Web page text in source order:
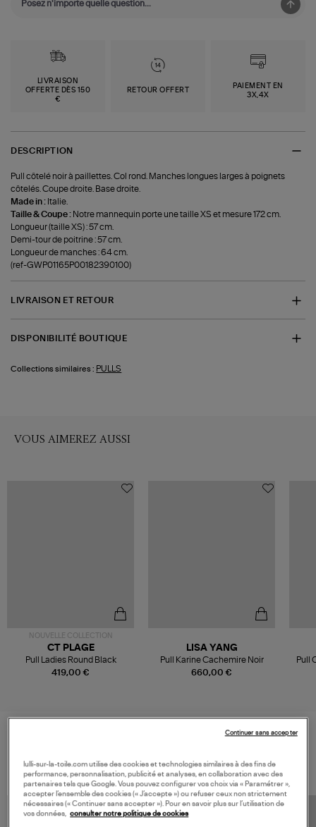
LIVRAISON
OFFERTE DÈS 150
€
RETOUR OFFERT
PAIEMENT EN
3X,4X
DESCRIPTION
Pull côtelé noir à paillettes. Col rond. Manches longues larges à poignets
côtelés. Coupe droite. Base droite.
Made in : Italie.
Taille & Coupe : Notre mannequin porte une taille XS et mesure 172 cm.
Longueur (taille XS) : 57 cm.
Demi-tour de poitrine : 57 cm.
Longueur de manches : 64 cm.
(ref-GWP01165P00182390100)
LIVRAISON ET RETOUR
DISPONIBILITÉ BOUTIQUE
Collections similaires : PULLS
VOUS AIMEREZ AUSSI
NOUVELLE COLLECTION
419,00 €
CT PLAGE
Pull Ladies Round Black
660,00 €
LISA YANG
Pull Karine Cachemire Noir Pull
lulli-sur-la-toile.com utilise des cookies et technologies similaires à des fins de
performance, personnalisation, publicité et analyses, en collaboration avec des
partenaires tels que Google. Vous pouvez configurer vos choix via « Paramétrer »,
accepter l’ensemble des cookies (« J’accepte ») ou refuser ceux non strictement
nécessaires (« Continuer sans accepter »). Pour en savoir plus sur l’utilisation de
vos données,
consulter notre politique de cookies
Continuer sans accepter